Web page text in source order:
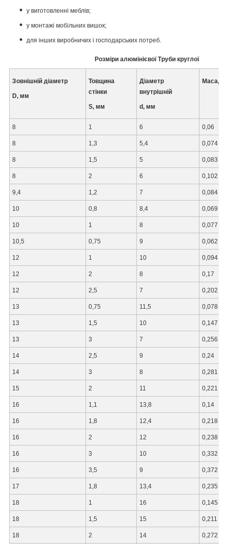
у виготовленні меблів;
у монтажі мобільних вишок;
для інших виробничих і господарських потреб.
Розміри алюмінієвої Труби круглої
Зовнішній діаметр
D, мм
Товщина
стінки
S, мм
Діаметр
внутрішній
d, мм
Маса,
8 1 6 0,06
8 1,3 5,4 0,074
8 1,5 5 0,083
8 2 6 0,102
9,4 1,2 7 0,084
10 0,8 8,4 0,069
10 1 8 0,077
10,5 0,75 9 0,062
12 1 10 0,094
12 2 8 0,17
12 2,5 7 0,202
13 0,75 11,5 0,078
13 1,5 10 0,147
13 3 7 0,256
14 2,5 9 0,24
14 3 8 0,281
15 2 11 0,221
16 1,1 13,8 0,14
16 1,8 12,4 0,218
16 2 12 0,238
16 3 10 0,332
16 3,5 9 0,372
17 1,8 13,4 0,235
18 1 16 0,145
18 1,5 15 0,211
18 2 14 0,272